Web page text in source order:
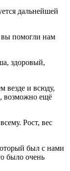
дальнейшей
вы помогли нам
здоровый,
везде и всюду,
возможно ещё
Рост, вес
был с нами
было очень